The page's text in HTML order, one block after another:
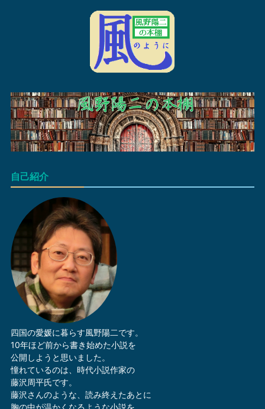
自己紹介
四国の愛媛に暮らす風野陽二です。
10年ほど前から書き始めた小説を
公開しようと思いました。
憧れているのは、時代小説作家の
藤沢周平氏です。
藤沢さんのような、読み終えたあとに
胸の中が温かくなるような小説を